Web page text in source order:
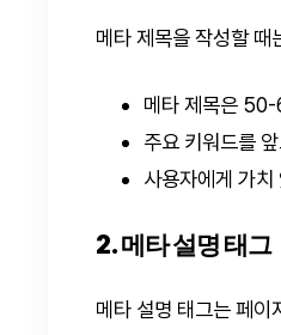
메타 제목을 작성할 때
메타 제목은 50-
주요 키워드를
사용자에게 가
2. 메타 설명 태그
메타 설명 태그는 페이